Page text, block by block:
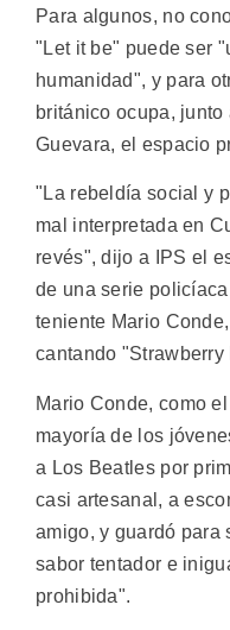
Para algunos, no
"Let it be" puede ser
humanidad", y para
británico ocupa,
Guevara, el espacio
"La rebeldía social y
mal interpretada en
revés", dijo a IPS el
de una serie
teniente Mario
cantando
Mario Conde, como
mayoría de los
a Los Beatles por
casi artesanal, a
amigo, y guardó para
sabor tentador e
prohibida".